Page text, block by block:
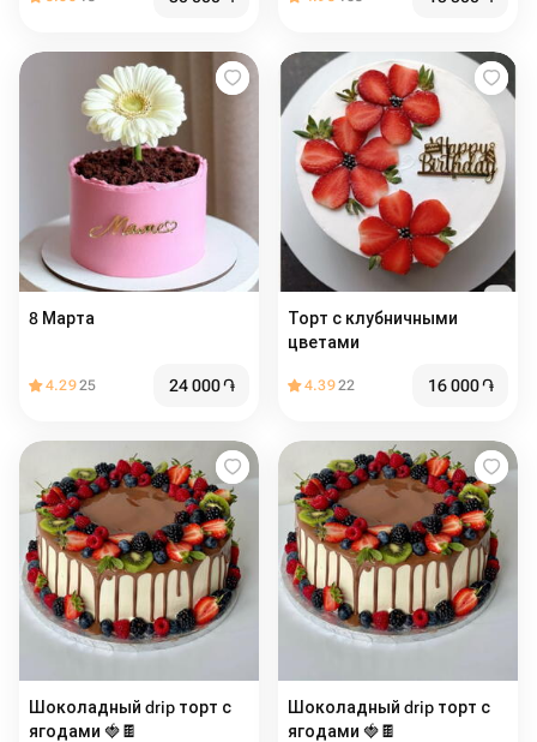
8 Марта
4.2925 24 000֏
Торт с клубничными
цветами
4.3922 16 000֏
Шоколадный drip торт с
ягодами 🍓🍫
Шоколадный drip торт с
ягодами 🍓🍫